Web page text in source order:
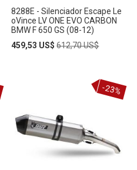
8288E - Silenciador Escape Le
oVince LV ONE EVO CARBON
BMW F 650 GS (08-12)
Special
459,53 US$ Regular
612,70 US$
-23%